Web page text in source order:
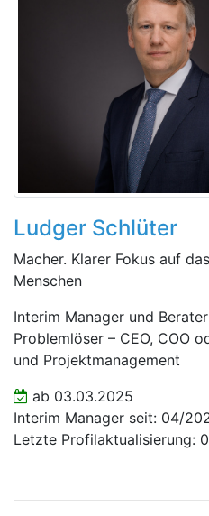
Ludger Schlüter
Macher. Klarer Fokus auf
Menschen
Interim Manager und
Problemlöser – CEO, COO
und Projektmanagement
ab 03.03.2025
Interim Manager seit: 04/
Letzte Profilaktualisierung: